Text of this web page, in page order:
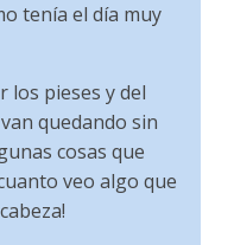
tenía el día muy
los pieses y del
quedando sin
cosas que
veo algo que